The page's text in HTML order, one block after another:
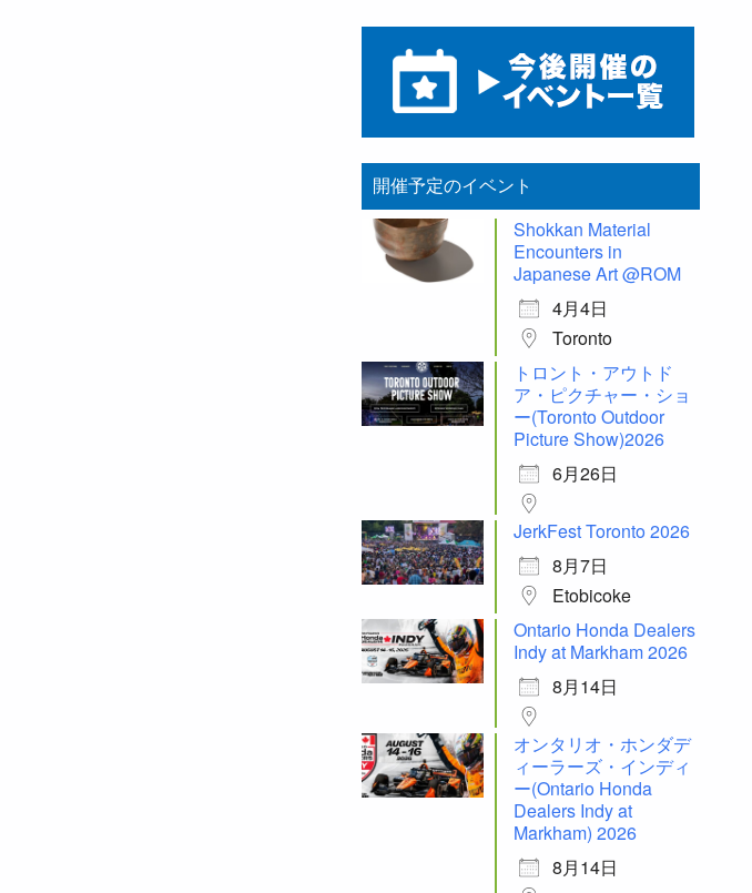
開催予定のイベント
Shokkan Material
Encounters in
Japanese Art @ROM
4月4日
Toronto
トロント・アウトド
ア・ピクチャー・ショ
ー(Toronto Outdoor
Picture Show)2026
6月26日
JerkFest Toronto 2026
8月7日
Etobicoke
Ontario Honda Dealers
Indy at Markham 2026
8月14日
オンタリオ・ホンダデ
ィーラーズ・インディ
ー(Ontario Honda
Dealers Indy at
Markham) 2026
8月14日